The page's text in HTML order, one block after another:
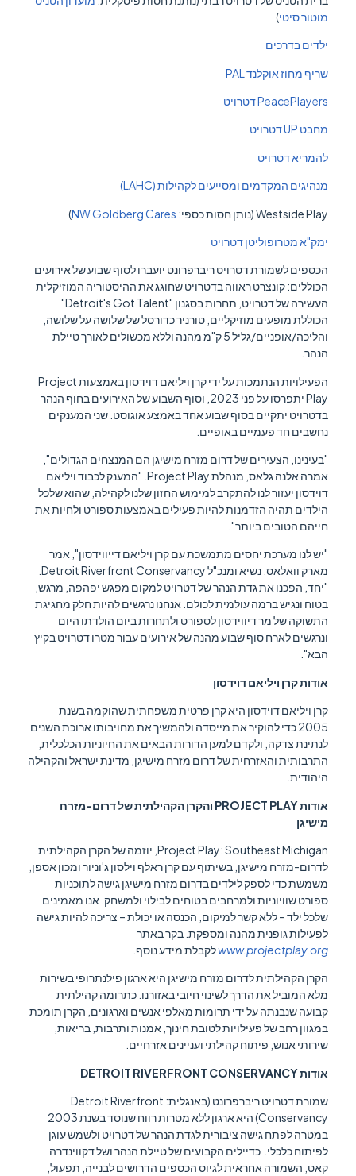
מוטור סיטי)
ילדים בדרכים
שריף מחוז אוקלנד PAL
PeacePlayers דטרויט
מחבט UP דטרויט
להמריא דטרויט
מנהיגים המקדמים ומסייעים לקהילות (LAHC)
Westside Play (נותן חסות כספי:
NW Goldberg Cares
)
ימק"א מטרופוליטן דטרויט
הכספים לשמורת דטרויט ריברפרונט יועברו לסוף שבוע של אירועים
הכוללים: קונצרט ראווה בדטרויט שחוגג את ההיסטוריה המוזיקלית
העשירה של דטרויט, תחרות בסגנון "Detroit's Got Talent"
הכוללת מופעים מוזיקליים, טורניר כדורסל של שלושה על שלושה,
והליכה/אופניים/גליל 5 ק"מ מהנה וללא מכשולים לאורך טיילת
הנהר.
הפעילויות הנתמכות על ידי קרן ויליאם דוידסון באמצעות Project
Play יתפרסו על פני 2023, וסוף השבוע של האירועים בחוף הנהר
בדטרויט יתקיים בסוף שבוע אחד באמצע אוגוסט. שני המענקים
נחשבים חד פעמיים באופיים.
"בעינינו, הצעירים של דרום מזרח מישיגן הם המנצחים הגדולים",
אמרה אלנה גלאס, מנהלת Project Play. "המענק לכבוד ויליאם
דוידסון יעזור לנו להתקרב למימוש החזון שלנו לקהילה, שהוא שלכל
הילדים תהיה הזדמנות להיות פעילים באמצעות ספורט ולחיות את
חייהם הטובים ביותר".
"יש לנו מערכת יחסים מתמשכת עם קרן ויליאם דייווידסון", אמר
"יחד, הפכנו את גדת הנהר של דטרויט למקום מפגש יפהפה, מרגש,
בטוח ונגיש ברמה עולמית לכולם. אנחנו נרגשים להיות חלק מחגיגת
התשוקה של מר דיווידסון לספורט ולתחרות ביום הולדתו היום
ונרגשים לארח סוף שבוע מהנה של אירועים עבור מטרו דטרויט בקיץ
הבא".
אודות קרן ויליאם דוידסון
קרן ויליאם דוידסון היא קרן פרטית משפחתית שהוקמה בשנת
2005 כדי להוקיר את מייסדה ולהמשיך את מחויבותו ארוכת השנים
לנתינת צדקה, ולקדם למען הדורות הבאים את החיוניות הכלכלית,
התרבותית והאזרחית של דרום מזרח מישיגן, מדינת ישראל והקהילה
היהודית.
אודות PROJECT PLAY והקרן הקהילתית של דרום-מזרח
מישיגן
Project Play: Southeast Michigan, יוזמה של הקרן הקהילתית
לדרום-מזרח מישיגן, בשיתוף עם קרן ראלף וילסון ג'וניור ומכון אספן,
משמשת כדי לספק לילדים בדרום מזרח מישיגן גישה לתוכניות
ספורט שוויוניות ולמרחבים בטוחים לבילוי ולמשחק. אנו מאמינים
שלכל ילד – ללא קשר למיקום, הכנסה או יכולת – צריכה להיות גישה
לפעילות גופנית מהנה ומספקת. בקר באתר
www.projectplay.orgלקבלת מידע נוסף.
הקרן הקהילתית לדרום מזרח מישיגן היא ארגון פילנתרופי בשירות
מלא המוביל את הדרך לשינוי חיובי באזורנו. כתרומה קהילתית
קבועה שנבנתה על ידי תרומות מאלפי אנשים וארגונים, הקרן תומכת
במגוון רחב של פעילויות לטובת חינוך, אמנות ותרבות, בריאות,
שירותי אנוש, פיתוח קהילתי ועניינים אזרחיים.
אודות DETROIT RIVERFRONT CONSERVANCY
שמורת דטרויט ריברפרונט (באנגלית: Detroit Riverfront
Conservancy) היא ארגון ללא מטרות רווח שנוסד בשנת 2003
במטרה לפתח גישה ציבורית לגדת הנהר של דטרויט ולשמש עוגן
לפיתוח כלכלי. כדיילים הקבועים של טיילת הנהר ושל דקווינדרה
קאט, השמורה אחראית לגיוס הכספים הדרושים לבנייה, תפעול,